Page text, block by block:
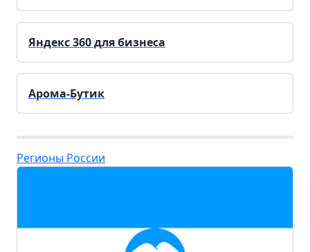
Яндекс 360 для бизнеса
Арома-Бутик
Регионы России